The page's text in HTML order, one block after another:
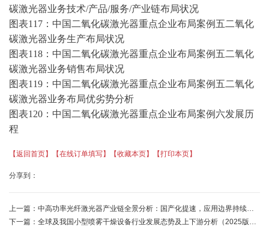
碳激光器业务技术/产品/服务/产业链布局状况
图表117：中国二氧化碳激光器重点企业布局案例五二氧化
碳激光器业务生产布局状况
图表118：中国二氧化碳激光器重点企业布局案例五二氧化
碳激光器业务销售布局状况
图表119：中国二氧化碳激光器重点企业布局案例五二氧化
碳激光器业务布局优劣势分析
图表120：中国二氧化碳激光器重点企业布局案例六发展历
程
【返回首页】 【在线订单填写】 【收藏本页】 【打印本页】
分享到：
上一篇： 中高功率光纤激光器产业链全景分析：国产化提速，应用边界持续拓宽-中金企信发布
下一篇： 全球及我国小型喷雾干燥设备行业发展态势及上下游分析（2025版）-中金企信发布